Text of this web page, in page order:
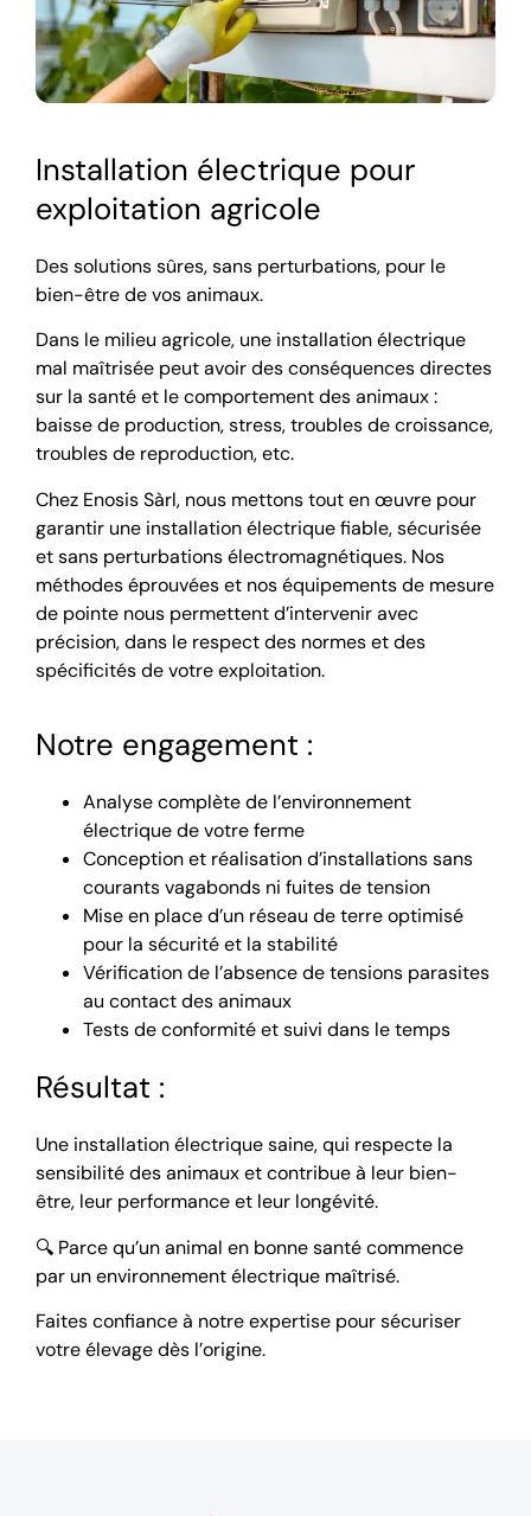
Installation électrique pour
exploitation agricole
Des solutions sûres, sans perturbations, pour le
bien-être de vos animaux.
Dans le milieu agricole, une installation électrique
mal maîtrisée peut avoir des conséquences directes
sur la santé et le comportement des animaux :
baisse de production, stress, troubles de croissance,
troubles de reproduction, etc.
Chez Enosis Sàrl, nous mettons tout en œuvre pour
garantir une installation électrique fiable, sécurisée
et sans perturbations électromagnétiques. Nos
méthodes éprouvées et nos équipements de mesure
de pointe nous permettent d’intervenir avec
précision, dans le respect des normes et des
spécificités de votre exploitation.
Notre engagement :
Analyse complète de l’environnement
électrique de votre ferme
Conception et réalisation d’installations sans
courants vagabonds ni fuites de tension
Mise en place d’un réseau de terre optimisé
pour la sécurité et la stabilité
Vérification de l’absence de tensions parasites
au contact des animaux
Tests de conformité et suivi dans le temps
Résultat :
Une installation électrique saine, qui respecte la
sensibilité des animaux et contribue à leur bien-
être, leur performance et leur longévité.
🔍 Parce qu’un animal en bonne santé commence
par un environnement électrique maîtrisé.
Faites confiance à notre expertise pour sécuriser
votre élevage dès l’origine.